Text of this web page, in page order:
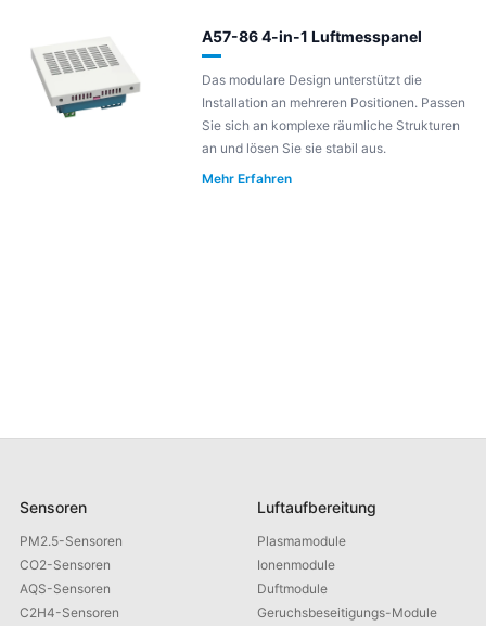
A57-86 4-in-1 Luftmesspanel
Das modulare Design unterstützt die
Installation an mehreren Positionen. Passen
Sie sich an komplexe räumliche Strukturen
an und lösen Sie sie stabil aus.
Mehr Erfahren
Sensoren
PM2.5-Sensoren
CO2-Sensoren
AQS-Sensoren
C2H4-Sensoren
Luftaufbereitung
Plasmamodule
Ionenmodule
Duftmodule
Geruchsbeseitigungs-Module